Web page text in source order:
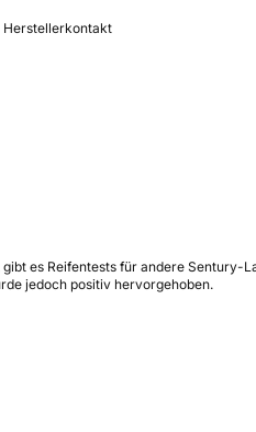
Herstellerkontakt
es Reifentests für andere Sentury-
jedoch positiv hervorgehoben.